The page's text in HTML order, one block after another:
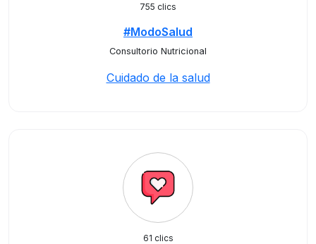
755 clics
#ModoSalud
Consultorio Nutricional
Cuidado de la salud
61 clics